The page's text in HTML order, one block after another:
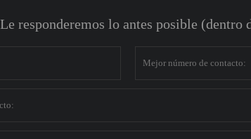
responderemos lo antes posible (dentro